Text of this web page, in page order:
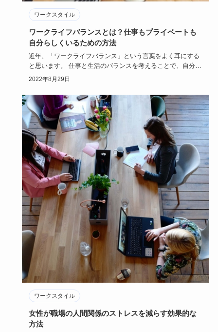
ワークスタイル
ワークライフバランスとは？仕事もプライベートも
自分らしくいるための方法
近年、「ワークライフバランス」という言葉をよく耳にする
と思います。 仕事と生活のバランスを考えることで、自分の
人生をより豊…
2022年8月29日
ワークスタイル
女性が職場の人間関係のストレスを減らす効果的な
方法